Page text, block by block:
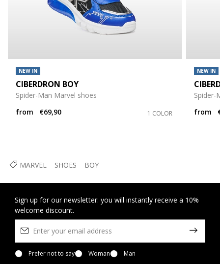
MARVEL SHOES BOY
NEW IN
CIBERDRON BOY
Spider-Man Marvel shoes
from
€69,90 1 COLOR
NEW IN
Spider-
from
Sign up for our newsletter: you will instantly receive a 10%
welcome discount.
Prefer not to say Woman
Man